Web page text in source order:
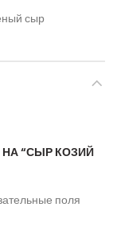
сыр
“СЫР КОЗИЙ
поля